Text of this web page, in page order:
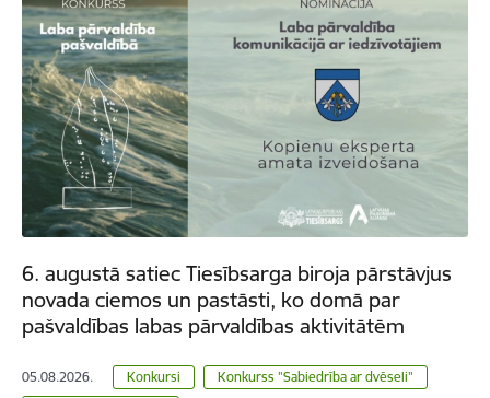
6. augustā satiec Tiesībsarga biroja pārstāvjus
novada ciemos un pastāsti, ko domā par
pašvaldības labas pārvaldības aktivitātēm
05.08.2026. Konkursi
Konkurss "Sabiedrība ar dvēseli"